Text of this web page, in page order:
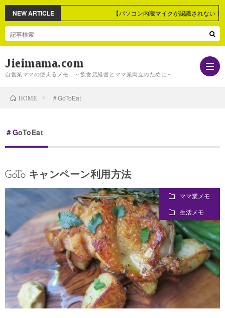
Jieimama.com
自営業ママの使えるメモ ～飲食店経営とママ業両立のために～
営
マ
モ
ン
モ
活
メ
つ
ぶ
NEW ARTICLE 【パソコン内蔵マイクが認識されない！】
HOME ＃GoToEat
＃GoToEat
GoTo キャンペーン利用方法
ママ業メモ
生活メモ